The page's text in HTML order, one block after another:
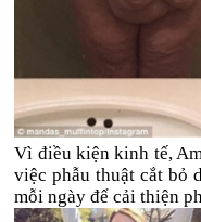
Vì điều kiện kinh tế,
việc phẫu thuật cắt bỏ
mỗi ngày để cải thiện